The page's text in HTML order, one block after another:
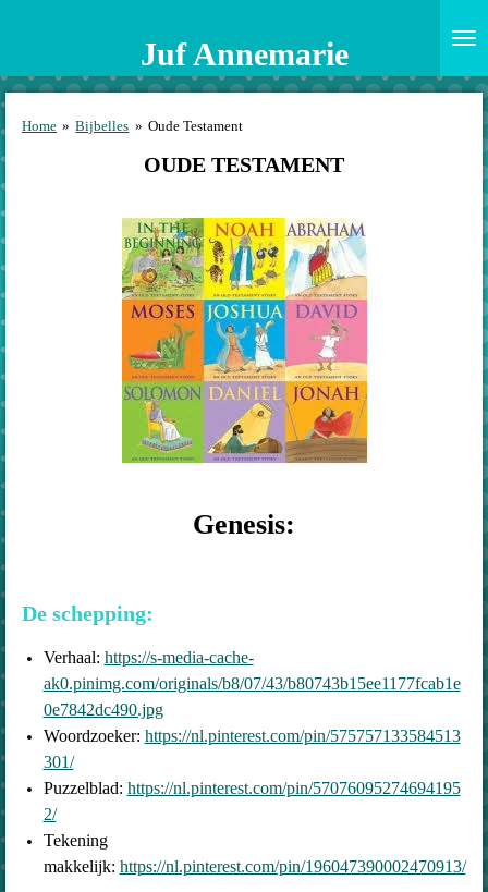
de
Juf Annemarie
Home » Bijbelles » Oude Testament
OUDE TESTAMENT
Genesis:
De schepping:
Verhaal: https://s-media-cache-
ak0.pinimg.com/originals/b8/07/43/b80743b15ee1177fcab1e
0e7842dc490.jpg
Woordzoeker: https://nl.pinterest.com/pin/575757133584513
301/
Puzzelblad: https://nl.pinterest.com/pin/57076095274694195
2/
Tekening
makkelijk: https://nl.pinterest.com/pin/196047390002470913/